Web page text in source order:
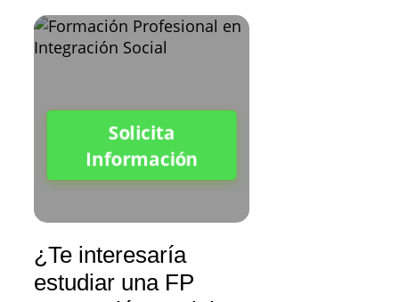
Solicita
Información
¿Te interesaría
estudiar una FP